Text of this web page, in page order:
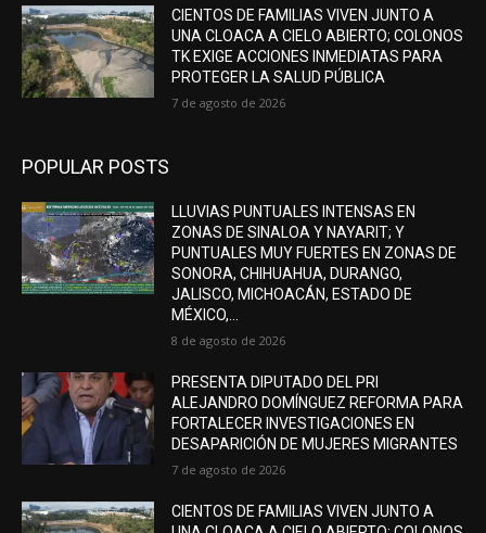
CIENTOS DE FAMILIAS VIVEN JUNTO A
UNA CLOACA A CIELO ABIERTO; COLONOS
TK EXIGE ACCIONES INMEDIATAS PARA
PROTEGER LA SALUD PÚBLICA
7 de agosto de 2026
POPULAR POSTS
LLUVIAS PUNTUALES INTENSAS EN
ZONAS DE SINALOA Y NAYARIT; Y
PUNTUALES MUY FUERTES EN ZONAS DE
SONORA, CHIHUAHUA, DURANGO,
JALISCO, MICHOACÁN, ESTADO DE
MÉXICO,...
8 de agosto de 2026
PRESENTA DIPUTADO DEL PRI
ALEJANDRO DOMÍNGUEZ REFORMA PARA
FORTALECER INVESTIGACIONES EN
DESAPARICIÓN DE MUJERES MIGRANTES
7 de agosto de 2026
CIENTOS DE FAMILIAS VIVEN JUNTO A